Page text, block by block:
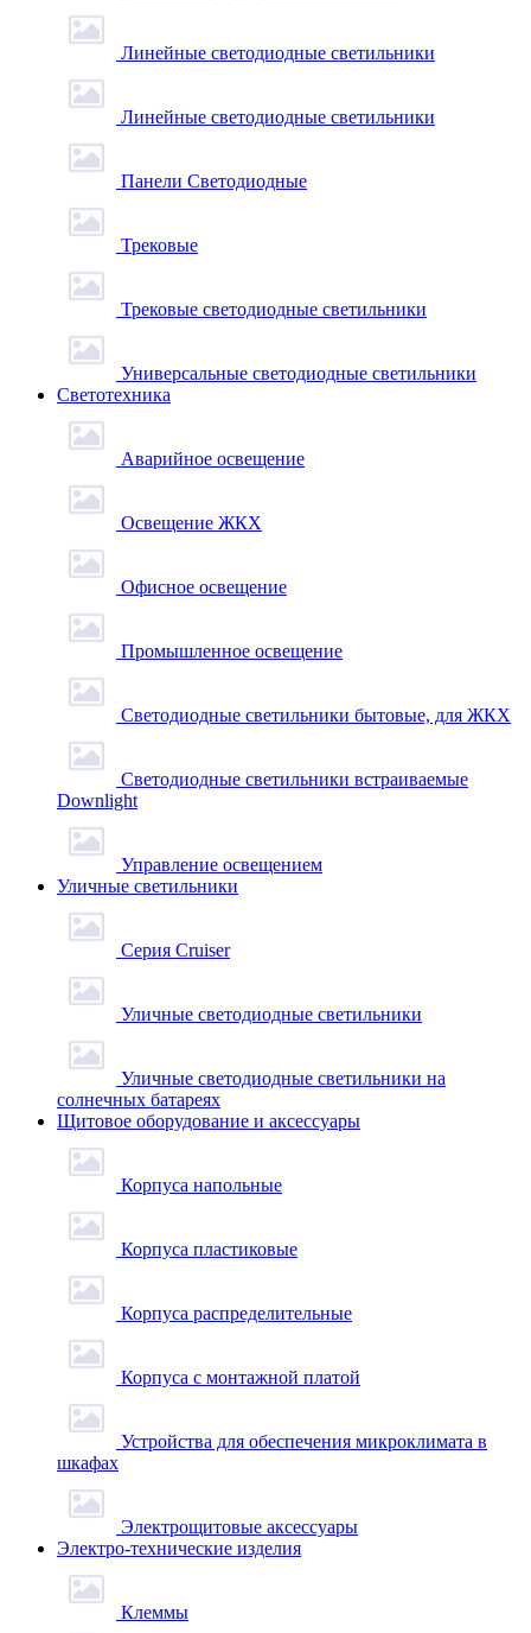
Линейные светодиодные светильники
Линейные светодиодные светильники
Панели Светодиодные
Трековые
Трековые светодиодные светильники
Универсальные светодиодные светильники
Светотехника
Аварийное освещение
Освещение ЖКХ
Офисное освещение
Промышленное освещение
Светодиодные светильники бытовые, для ЖКХ
Светодиодные светильники встраиваемые
Downlight
Управление освещением
Уличные светильники
Серия Cruiser
Уличные светодиодные светильники
Уличные светодиодные светильники на
солнечных батареях
Щитовое оборудование и аксессуары
Корпуса напольные
Корпуса пластиковые
Корпуса распределительные
Корпуса с монтажной платой
Устройства для обеспечения микроклимата в
шкафах
Электрощитовые аксессуары
Электро-технические изделия
Клеммы